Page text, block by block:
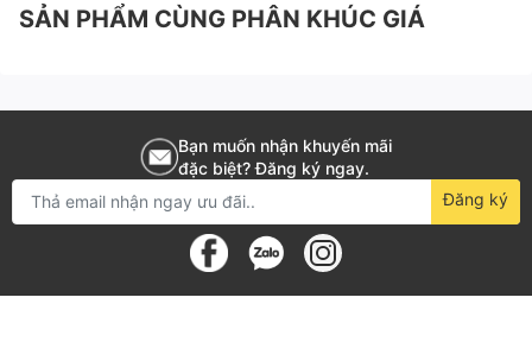
- Sử dụng để kiểm soát dòng chảy nước thải, làm tăng
- Làm sạch bụi, khí nén để xì khô sau khi rửa xe máy,
xe ô tô, bơm hơi bánh xe. Sử dụng máy để tạo khí nén
tác động súng sơn hoặc các thiết bị khác, dùng trong
- Dùng trong điều chỉnh đường ray xe lửa, điều khiển
SẢN PHẨM CÙNG PHÂN KHÚC GIÁ
Bạn muốn nhận khuyến mãi
đặc biệt? Đăng ký ngay.
Đăng ký